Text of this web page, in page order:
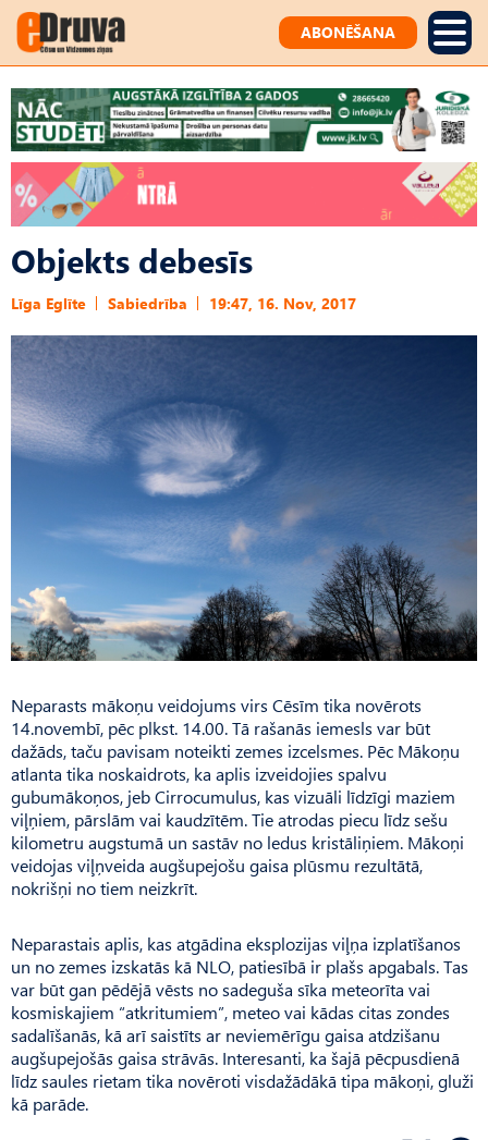
ABONĒŠANA
Objekts debesīs
Līga Eglīte Sabiedrība 19:47, 16. Nov, 2017
Neparasts mākoņu veidojums virs Cēsīm tika novērots
14.novembī, pēc plkst. 14.00. Tā rašanās iemesls var būt
dažāds, taču pavisam noteikti zemes izcelsmes. Pēc Mākoņu
atlanta tika noskaidrots, ka aplis izveidojies spalvu
gubumākoņos, jeb Cirrocumulus, kas vizuāli līdzīgi maziem
viļņiem, pārslām vai kaudzītēm. Tie atrodas piecu līdz sešu
kilometru augstumā un sastāv no ledus kristāliņiem. Mākoņi
veidojas viļņveida augšupejošu gaisa plūsmu rezultātā,
nokrišņi no tiem neizkrīt.
Neparastais aplis, kas atgādina eksplozijas viļņa izplatīšanos
un no zemes izskatās kā NLO, patiesībā ir plašs apgabals. Tas
var būt gan pēdējā vēsts no sadeguša sīka meteorīta vai
kosmiskajiem “atkritumiem”, meteo vai kādas citas zondes
sadalīšanās, kā arī saistīts ar neviemērīgu gaisa atdzišanu
augšupejošās gaisa strāvās. Interesanti, ka šajā pēcpusdienā
līdz saules rietam tika novēroti visdažādākā tipa mākoņi, gluži
kā parāde.